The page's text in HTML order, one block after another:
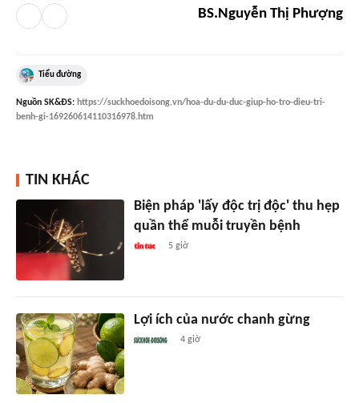
BS.Nguyễn Thị Phượng
Tiểu đường
Nguồn SK&ĐS: https://suckhoedoisong.vn/hoa-du-du-duc-giup-ho-tro-dieu-tri-
benh-gi-169260614110316978.htm
TIN KHÁC
Biện pháp 'lấy độc trị độc' thu hẹp
quần thể muỗi truyền bệnh
5 giờ
Lợi ích của nước chanh gừng
4 giờ